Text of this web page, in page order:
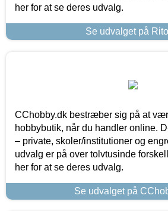
her for at se deres udvalg.
Se udvalget på
CChobby.dk bestræber sig på at
hobbybutik, når du handler online.
– private, skoler/institutioner og
udvalg er på over tolvtusinde
her for at se deres udvalg.
Se udvalget på